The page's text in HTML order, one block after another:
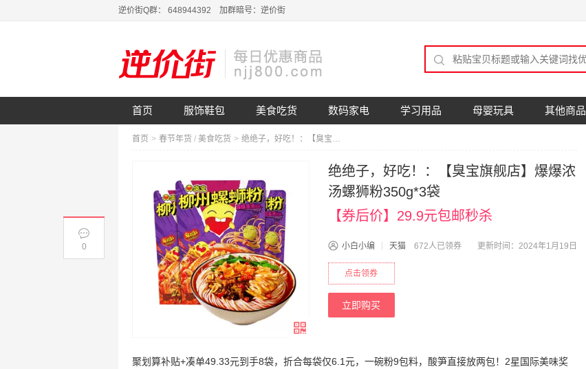
逆价街Q群： 648944392 加群暗号：逆价街
首页 服饰鞋包 美食吃货 数码家电 学习用品 母婴玩具 其他商品
首页 > 春节年货 / 美食吃货 > 绝绝子，好吃！：【臭宝旗舰店】爆爆浓汤螺狮粉350g*3袋
绝绝子，好吃！：【臭宝旗舰店】爆爆浓
汤螺狮粉350g*3袋
【券后价】29.9元包邮秒杀
小白小编 天猫 672人已领券 更新时间：2024年1月19日
点击领券
立即购买
聚划算补贴+凑单49.33元到手8袋，折合每袋仅6.1元，一碗粉9包料，酸笋直接放两包！2星国际美味奖
0